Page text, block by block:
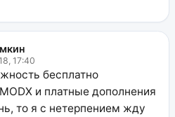
17:40
бесплатно
и платные дополнения
то я с нетерпением жду